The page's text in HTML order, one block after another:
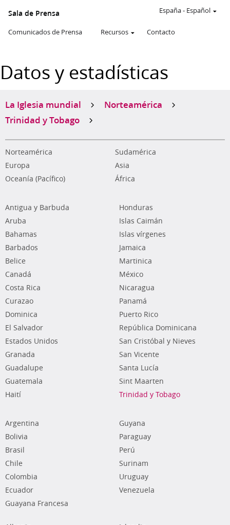
Sala de Prensa
Comunicados de Prensa Recursos Contacto
España- Español
Datos y estadísticas
La Iglesia mundial
Norteamérica
Trinidad y Tobago
Norteamérica
Sudamérica
Europa
Asia
Oceanía (Pacífico)
África
Antigua y Barbuda
Aruba
Bahamas
Barbados
Belice
Canadá
Costa Rica
Curazao
Dominica
El Salvador
Estados Unidos
Granada
Guadalupe
Guatemala
Haití
Honduras
Islas Caimán
Islas vírgenes
Jamaica
Martinica
México
Nicaragua
Panamá
Puerto Rico
República Dominicana
San Cristóbal y Nieves
San Vicente
Santa Lucía
Sint Maarten
Trinidad y Tobago
Argentina
Bolivia
Brasil
Chile
Colombia
Ecuador
Guayana Francesa
Guyana
Paraguay
Perú
Surinam
Uruguay
Venezuela